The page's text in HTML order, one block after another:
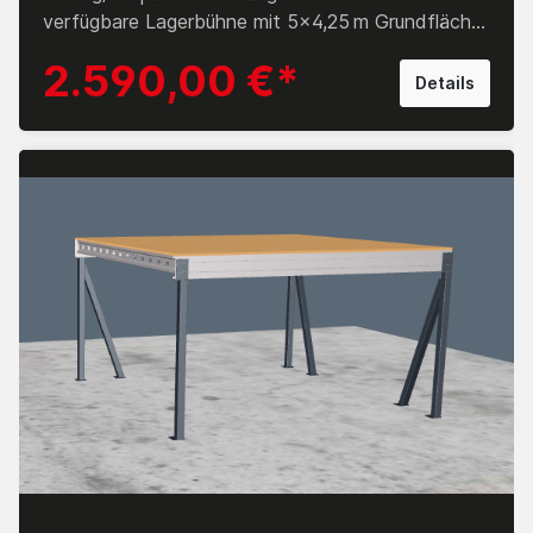
verfügbare Lagerbühne mit 5x4,25 m Grundfläche
als Systembühne, Stahlbühne oder Lagerebene für
Industrie, Lager und Versand. Die robuste
Konstruktion trägt 500 kg/m², ist befahrbar mit
200 mm, das Stützenraster ist kleiner als die
Gesamtfläche, was Flexibilität bei der Planung
ermöglicht. Gefertigt in Europa. 🧾 Produktdetails
Lagerbühne Maße: Länge 5,0 m × Breite 4,25 m
Unterkante Bühne: 2.612 mm Oberkante Bühne:
3.000 mm (inkl. Bodenbelag mit ca. 200 mm
Überstand) Stützenraster: 4.605 mm × 3.850 mm
(kleiner als Gesamtfläche) Bodenbelag: 38 mm
Spanplatte P6 – oben natur, unten weiß
2.590,00 €* Details